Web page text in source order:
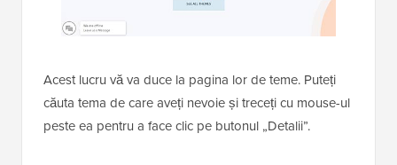
Acest lucru vă va duce la pagina lor de teme. Puteți
căuta tema de care aveți nevoie și treceți cu mouse-ul
peste ea pentru a face clic pe butonul „Detalii”.